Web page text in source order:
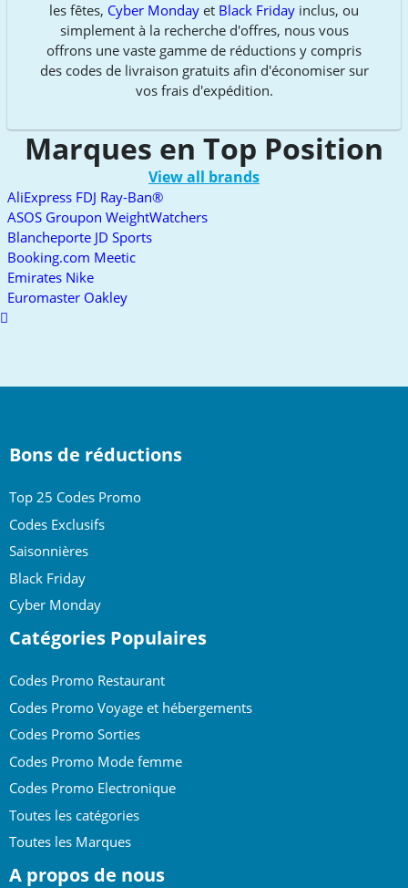
les fêtes, Cyber Monday et Black Friday inclus, ou
simplement à la recherche d'offres, nous vous
offrons une vaste gamme de réductions y compris
des codes de livraison gratuits afin d'économiser sur
vos frais d'expédition.
Marques en Top Position
View all brands
AliExpress FDJ Ray-Ban®
ASOS Groupon WeightWatchers
Blancheporte JD Sports
Booking.com Meetic
Emirates Nike
Euromaster Oakley
Scroll
Bons de réductions
Top 25 Codes Promo
Codes Exclusifs
Saisonnières
Black Friday
Cyber Monday
Catégories Populaires
Codes Promo Restaurant
Codes Promo Voyage et hébergements
Codes Promo Sorties
Codes Promo Mode femme
Codes Promo Electronique
Toutes les catégories
Toutes les Marques
A propos de nous